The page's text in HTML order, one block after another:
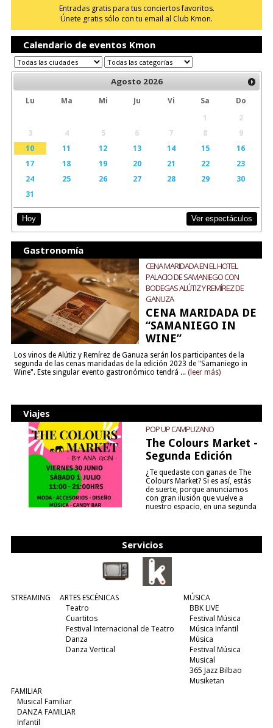
Entradas gratis para tus conciertos favoritos.
Únete gratis sólo con tu email al Club Kmon.
Calendario de eventos Kmon
Agosto 2026
Lu Ma Mi Ju Vi Sa
Do
1
2
3
4 5 6 7 8
9
10
11 12 13 14 15
16
17
18 19 20 21 22
23
24
25 26 27 28 29
30
31
Hoy Ver espectáculos
Gastronomía
CENA MARIDADA EN EL HOTEL
PALACIO DE SAMANIEGO CON
BODEGAS ALÚTIZ Y REMÍREZ DE
GANUZA
CENA MARIDADA DE
“SAMANIEGO IN
WINE”
Los vinos de Alútiz y Remírez de Ganuza serán los participantes de la
segunda de las cenas maridadas de la edición 2023 de "Samaniego in
Wine". Este singular evento gastronómico tendrá ... (leer más)
Viajes
POP UP CAMPUZANO
The Colours Market -
Segunda Edición
¿Te quedaste con ganas de The
Colours Market? Si es así, estás
de suerte, porque anunciamos
con gran ilusión que vuelve a
nuestro espacio, en una segunda
Servicios
STREAMING
ARTES ESCÉNICAS
Teatro
Cuartitos
Festival Internacional de Teatro
Danza
Danza Vertical
MÚSICA
BBK LIVE
Festival Música
Música Infantil
Música
Festival Música
Musical
365 Jazz Bilbao
Musiketan
FAMILIAR
Musical Familiar
DANZA FAMILIAR
Infantil